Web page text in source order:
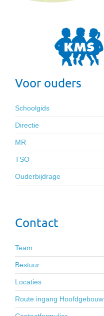
Voor ouders
Schoolgids
Directie
MR
TSO
Ouderbijdrage
Contact
Team
Bestuur
Locaties
Route ingang Hoofdgebouw